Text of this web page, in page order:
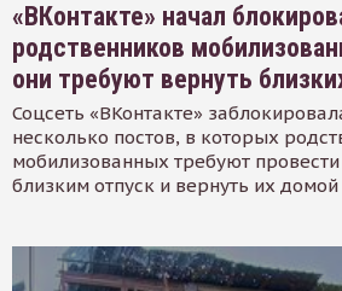
«ВКонтакте» начал
родственников
они требуют вернуть
Соцсеть «ВКонтакте»
несколько постов, в которых
мобилизованных требуют
близким отпуск и вернуть их домой